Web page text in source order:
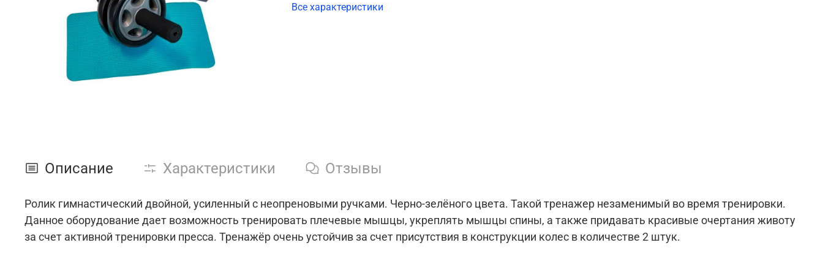
Все характеристики
Описание Характеристики Отзывы
Ролик гимнастический двойной, усиленный с неопреновыми ручками. Черно-зелёного цвета. Такой тренажер незаменимый во время тренировки.
Данное оборудование дает возможность тренировать плечевые мышцы, укреплять мышцы спины, а также придавать красивые очертания животу
за счет активной тренировки пресса. Тренажёр очень устойчив за счет присутствия в конструкции колес в количестве 2 штук.